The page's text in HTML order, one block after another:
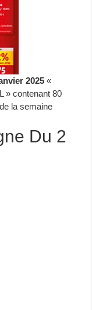
2025 «
» contenant 80
la semaine
Du 2